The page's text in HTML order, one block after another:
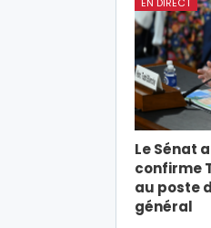
Le Sénat
confirme
au poste
général